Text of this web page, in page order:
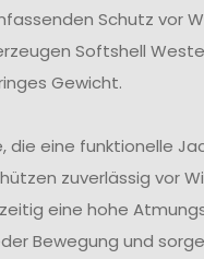
Schutz vor
Softshell
Gewicht.
die eine funktionelle
zuverlässig vor
eine hohe
Bewegung und